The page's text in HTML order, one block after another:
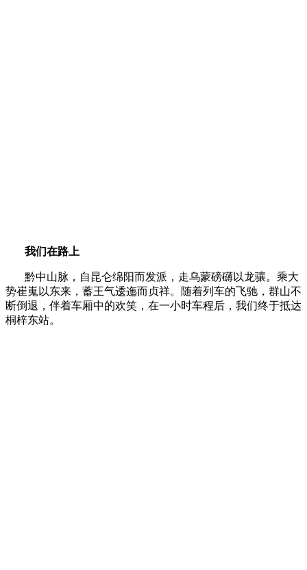
我们在路上
黔中山脉，自昆仑绵阳而发派，走乌蒙磅礴以龙骧。乘大
势崔嵬以东来，蓄王气逶迤而贞祥。随着列车的飞驰，群山不
断倒退，伴着车厢中的欢笑，在一小时车程后，我们终于抵达
桐梓东站。